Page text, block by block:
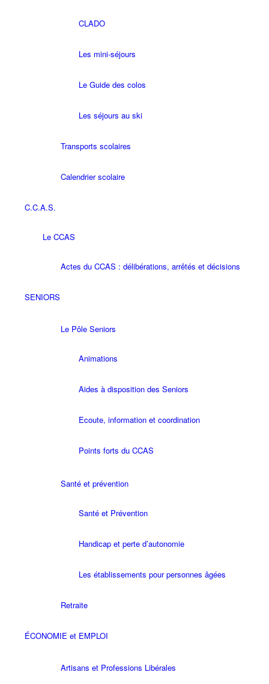
CLADO
Les mini-séjours
Le Guide des colos
Les séjours au ski
Transports scolaires
Calendrier scolaire
C.C.A.S.
Le CCAS
Actes du CCAS : délibérations, arrêtés et décisions
SENIORS
Le Pôle Seniors
Animations
Aides à disposition des Seniors
Ecoute, information et coordination
Points forts du CCAS
Santé et prévention
Santé et Prévention
Handicap et perte d’autonomie
Les établissements pour personnes âgées
Retraite
ÉCONOMIE et EMPLOI
Artisans et Professions Libérales